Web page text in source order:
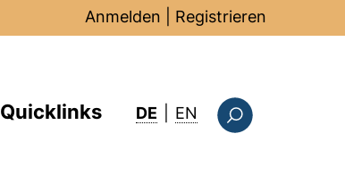
Anmelden Registrieren
Quicklinks DE EN : this page in